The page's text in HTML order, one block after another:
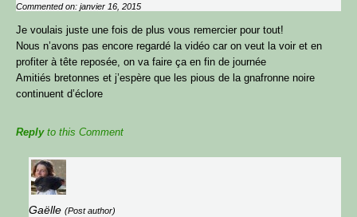
Commented on: janvier 16, 2015
Je voulais juste une fois de plus vous remercier pour tout!
Nous n’avons pas encore regardé la vidéo car on veut la voir et en
profiter à tête reposée, on va faire ça en fin de journée
Amitiés bretonnes et j’espère que les pious de la gnafronne noire
continuent d’éclore
Replyto this Comment
Gaëlle (Post author)